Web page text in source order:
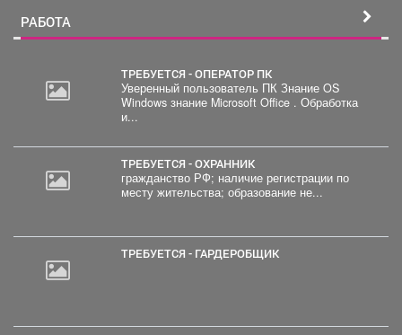
РАБОТА
ТРЕБУЕТСЯ - ОПЕРАТОР ПК
Уверенный пользователь ПК Знание OS
Windows знание Microsoft Office . Обработка
и...
ТРЕБУЕТСЯ - ОХРАННИК
гражданство РФ; наличие регистрации по
месту жительства; образование не...
ТРЕБУЕТСЯ - ГАРДЕРОБЩИК